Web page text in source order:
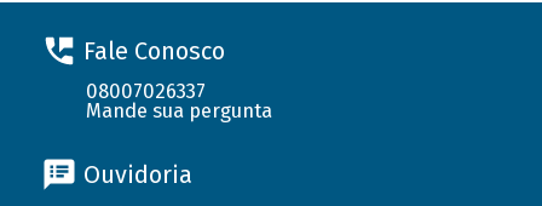
Fale Conosco
08007026337
Mande sua pergunta
Ouvidoria